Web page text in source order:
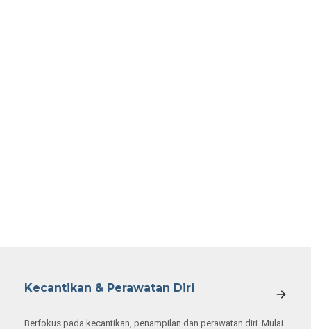
Kecantikan & Perawatan Diri
Berfokus pada kecantikan, penampilan dan perawatan diri. Mulai